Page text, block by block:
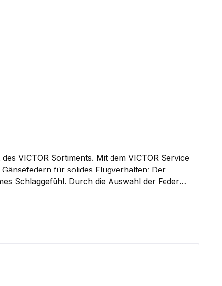
bei hoher Beanspruchung verlässlich bleibt.
VICTOR Sortiments. Mit dem VICTOR Service
Schlaggefühl. Durch die Auswahl der Federn
Viele